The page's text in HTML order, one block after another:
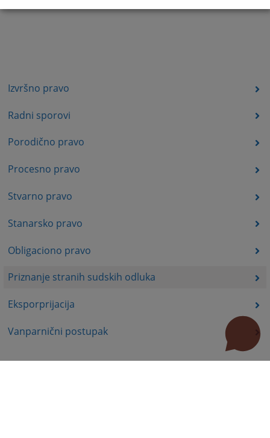
Izvršno pravo
Radni sporovi
Porodično pravo
Procesno pravo
Stvarno pravo
Stanarsko pravo
Obligaciono pravo
Priznanje stranih sudskih odluka
Eksporprijacija
Vanparnični postupak